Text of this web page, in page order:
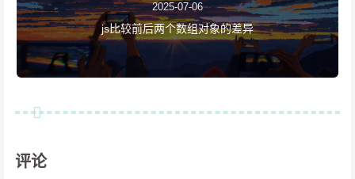
2025-07-06
js比较前后两个数组对象的差异
评论